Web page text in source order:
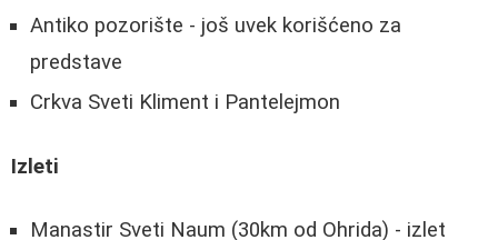
Antiko pozorište - još uvek korišćeno za
predstave
Crkva Sveti Kliment i Pantelejmon
Izleti
Manastir Sveti Naum (30km od Ohrida) - izlet